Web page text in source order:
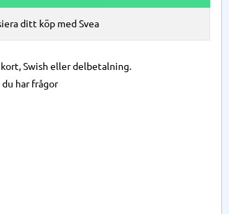
Swish eller delbetalning.
du har frågor
ditt köp med Svea